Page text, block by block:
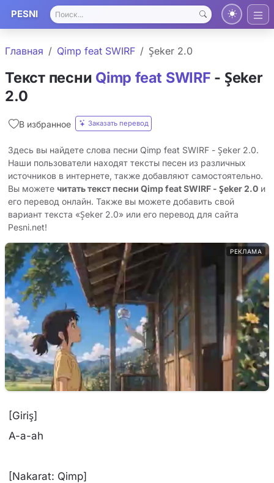
PESNI
Главная Qimp feat SWIRF Şeker 2.0
Текст песни Qimp feat SWIRF - Şeker
2.0
В избранное Заказать перевод
Здесь вы найдете слова песни Qimp feat SWIRF - Şeker 2.0.
Наши пользователи находят тексты песен из различных
источников в интернете, также добавляют самостоятельно.
Вы можете читать текст песни Qimp feat SWIRF - Şeker 2.0 и
его перевод онлайн. Также вы можете добавить свой
вариант текста «Şeker 2.0» или его перевод для сайта
Pesni.net!
РЕКЛАМА
[Giriş]
A-a-ah
[Nakarat: Qimp]